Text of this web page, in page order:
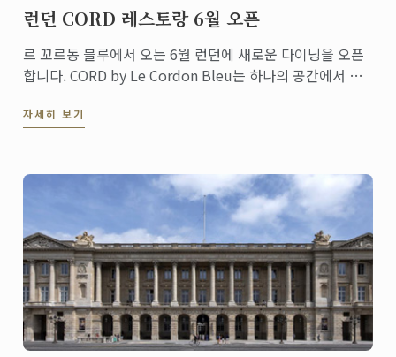
런던 CORD 레스토랑 6월 오픈
르 꼬르동 블루에서 오는 6월 런던에 새로운 다이닝을 오픈
합니다. CORD by Le Cordon Bleu는 하나의 공간에서 파
터 셰프들과 함께 고메, 와인 애호가들을 위한 단기 코스도
자세히 보기